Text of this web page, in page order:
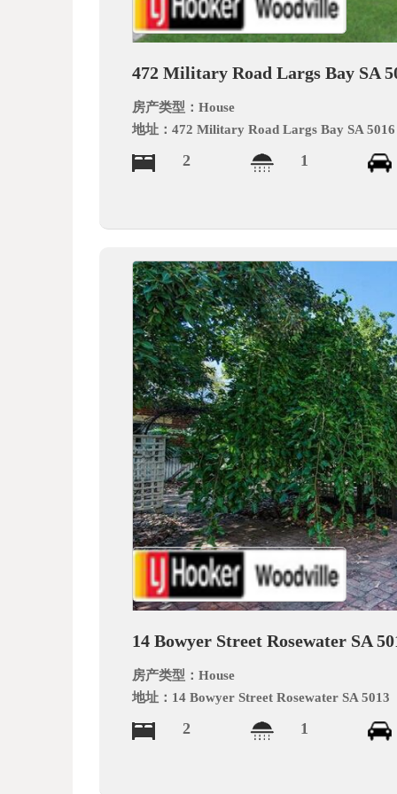
472 Military Road Largs Bay SA
房产类型：House
地址：472 Military Road Largs Bay SA 5016
2 1
14 Bowyer Street Rosewater SA
房产类型：House
地址： 14 Bowyer Street Rosewater SA 5013
2 1